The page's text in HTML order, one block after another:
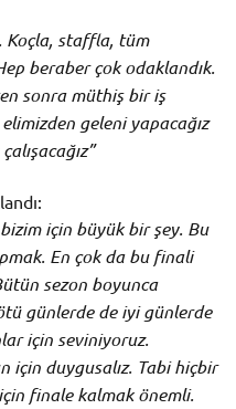
Koçla, staffla, tüm
beraber çok odaklandık.
sonra müthiş bir iş
geleni yapacağız
için büyük bir şey. Bu
En çok da bu finali
sezon boyunca
günlerde de iyi günlerde
için seviniyoruz.
için duygusalız. Tabi hiçbir
finale kalmak önemli.